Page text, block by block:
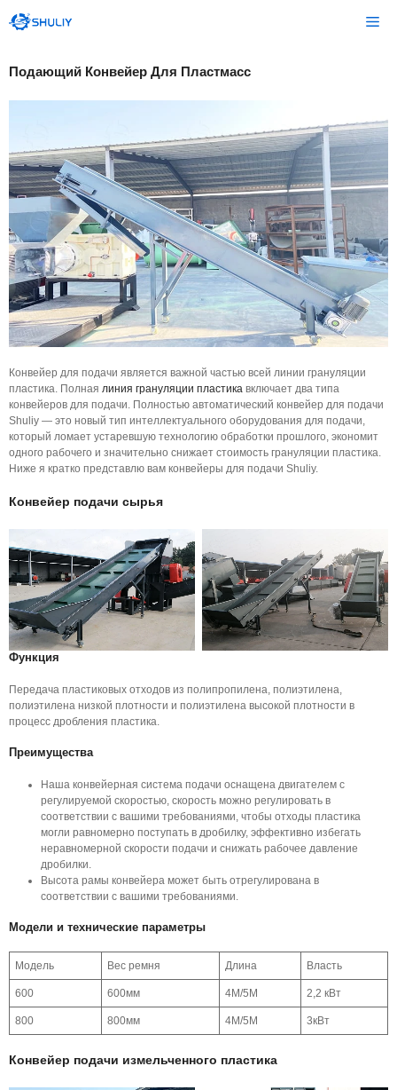
Подающий Конвейер Для Пластмасс
Конвейер для подачи является важной частью всей линии грануляции
пластика. Полная линия грануляции пластика включает два типа
конвейеров для подачи. Полностью автоматический конвейер для подачи
Shuliy — это новый тип интеллектуального оборудования для подачи,
который ломает устаревшую технологию обработки прошлого, экономит
одного рабочего и значительно снижает стоимость грануляции пластика.
Ниже я кратко представлю вам конвейеры для подачи Shuliy.
Конвейер подачи сырья
Функция
Передача пластиковых отходов из полипропилена, полиэтилена,
полиэтилена низкой плотности и полиэтилена высокой плотности в
процесс дробления пластика.
Преимущества
Наша конвейерная система подачи оснащена двигателем с
регулируемой скоростью, скорость можно регулировать в
соответствии с вашими требованиями, чтобы отходы пластика
могли равномерно поступать в дробилку, эффективно избегать
неравномерной скорости подачи и снижать рабочее давление
дробилки.
Высота рамы конвейера может быть отрегулирована в
соответствии с вашими требованиями.
Модели и технические параметры
Модель Вес ремня Длина Власть
600 600мм 4М/5М 2,2 кВт
800 800мм 4М/5М 3кВт
Конвейер подачи измельченного пластика